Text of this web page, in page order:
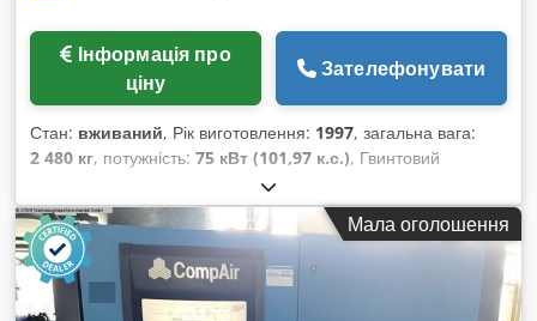
ціну
Зателефонувати
Стан: вживаний, Рік виготовлення: 1997, загальна вага:
2 480 кг, потужність: 75 кВт (101,97 к.с.), Гвинтовий
компресор CompAir Модель: Champion 135 Рік випуску:
1997 Вхідний тиск: 1 бар Стадійні тиски: 1,8 / 7 бар
Продуктивність: 12,8 м³/хв Потужність двигуна: 75 кВт
Dsdpfx Aju Rn Hrji Iewa Компресор знаходиться в
робочому стані, регулярно обслуговувався та проходив
перевірки до моменту виведення з експлуатації.
Мала оголошення